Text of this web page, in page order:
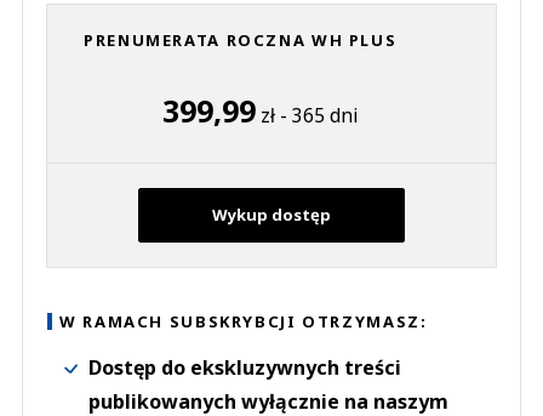
PRENUMERATA ROCZNA WH PLUS
399,99zł - 365 dni
Wykup dostęp
W RAMACH SUBSKRYBCJI OTRZYMASZ:
Dostęp do ekskluzywnych treści
publikowanych wyłącznie na naszym